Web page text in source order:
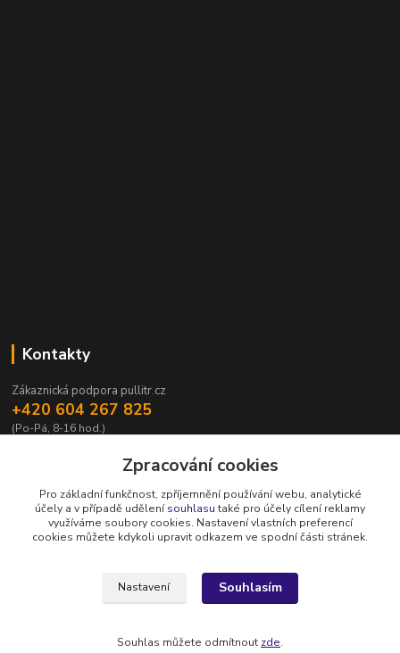
Kontakty
Zákaznická podpora pullitr.cz
+420 604 267 825
(Po-Pá, 8-16 hod.)
Upravit sběr cookies.
Copyright © Půllitr.cz | Optimalizace a marketing -
Zpracování cookies
Pro základní funkčnost, zpříjemnění používání webu, analytické
účely a v případě udělenísouhlasutaké pro účely cílení reklamy
využíváme soubory cookies. Nastavení vlastních preferencí
cookies můžete kdykoli upravit odkazem ve spodní části stránek.
Nastavení Souhlasím
Souhlas můžete odmítnout zde.